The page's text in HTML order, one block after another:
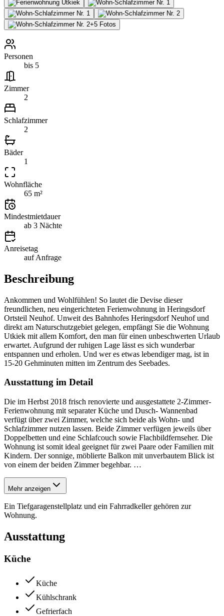
+5 Fotos
Personen
bis 5
Zimmer
2
Schlafzimmer
2
Bäder
1
Wohnfläche
65 m²
Mindestmietdauer
ab 3 Nächte
Anreisetag
auf Anfrage
Beschreibung
Ankommen und Wohlfühlen! So lautet die Devise dieser
freundlichen, neu eingerichteten Ferienwohnung in Heringsdorf
Ortsteil Neuhof. Unweit des Bahnhofes Heringsdorf Neuhof und
direkt am Naturschutzgebiet gelegen, empfängt Sie die Wohnung
Utkiek mit allem Komfort, den man für einen unbeschwerten Urlaub
erwartet. Aufgrund der ruhigen Lage lässt es sich wunderbar
entspannen und erholen. Und wer es etwas lebendiger mag, ist in
15-20 Gehminuten mitten im Zentrum des Seebades.
Ausstattung im Detail
Die im Herbst 2018 frisch renovierte und ausgestattete 2-Zimmer-
Ferienwohnung mit separater Küche und Dusch- Wannenbad
verfügt über zwei Zimmer, welche sich beide als Wohn- und
Schlafzimmer nutzen lassen. Beide Zimmer verfügen jeweils über
Doppelbetten und eine Schlafcouch sowie Flachbildfernseher. Die
Wohnung ist somit ideal geeignet für zwei Paare oder Familien mit
Kindern. Der sonnige, möblierte Balkon mit unverbautem Blick ist
von einem der beiden Zimmer begehbar. …
Mehr anzeigen
Ein Tiefgaragenstellplatz und ein Fahrradkeller gehören zur
Wohnung.
Ausstattung
Küche
Küche
Kühlschrank
Gefrierfach